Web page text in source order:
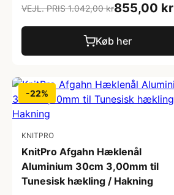
VEJL. PRIS 1.042,00 kr855,00 kr
Køb her
-22%
KNITPRO
KnitPro Afgahn Hæklenål
Aluminium 30cm 3,00mm til
Tunesisk hækling / Hakning